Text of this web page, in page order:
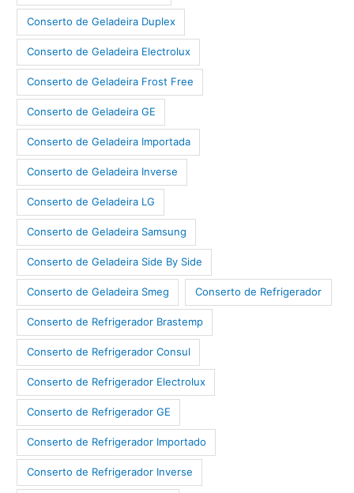
Conserto de Geladeira Duplex
Conserto de Geladeira Electrolux
Conserto de Geladeira Frost Free
Conserto de Geladeira GE
Conserto de Geladeira Importada
Conserto de Geladeira Inverse
Conserto de Geladeira LG
Conserto de Geladeira Samsung
Conserto de Geladeira Side By Side
Conserto de Geladeira Smeg Conserto de Refrigerador
Conserto de Refrigerador Brastemp
Conserto de Refrigerador Consul
Conserto de Refrigerador Electrolux
Conserto de Refrigerador GE
Conserto de Refrigerador Importado
Conserto de Refrigerador Inverse